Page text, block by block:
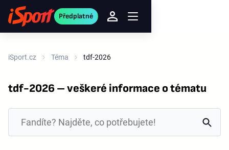
Předplatné
iSport.cz Téma tdf-2026
tdf-2026 – veškeré informace o tématu